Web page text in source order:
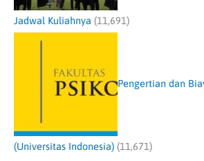
Jadwal Kuliahnya (11,691)
Pengertian dan
(Universitas Indonesia) (11,671)